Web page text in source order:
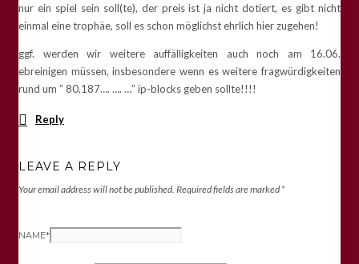
nur ein spiel sein soll(te), der preis ist ja nicht dotiert, es gibt nicht
einmal eine trophäe, soll es schon möglichst ehrlich hier zugehen!
ggf. werden wir weitere auffälligkeiten auch noch am 16.06.
ebreinigen müssen, insbesondere wenn es weitere fragwürdigkeiten
rund um ” 80.187…. …. …” ip-blocks geben sollte!!!!
Reply
LEAVE A REPLY
Your email address will not be published. Required fields are marked *
NAME*